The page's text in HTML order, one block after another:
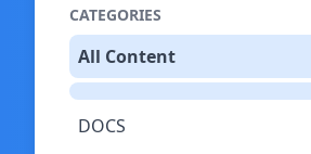
CATEGORIES
All Content
DOCS